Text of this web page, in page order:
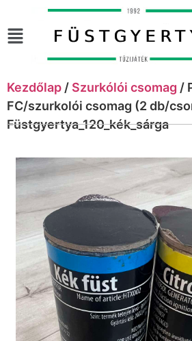
Kezdőlap / Szurkólói csomag /
FC/szurkolói csomag (2 db/
Füstgyertya_120_kék_sárga